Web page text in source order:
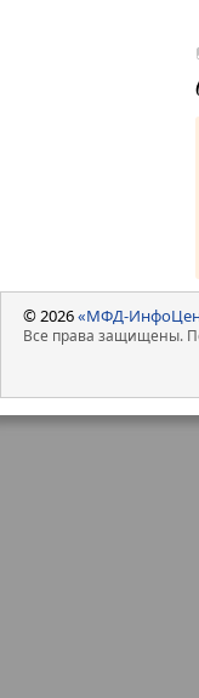
© 2026«МФД-
Все права защищены.